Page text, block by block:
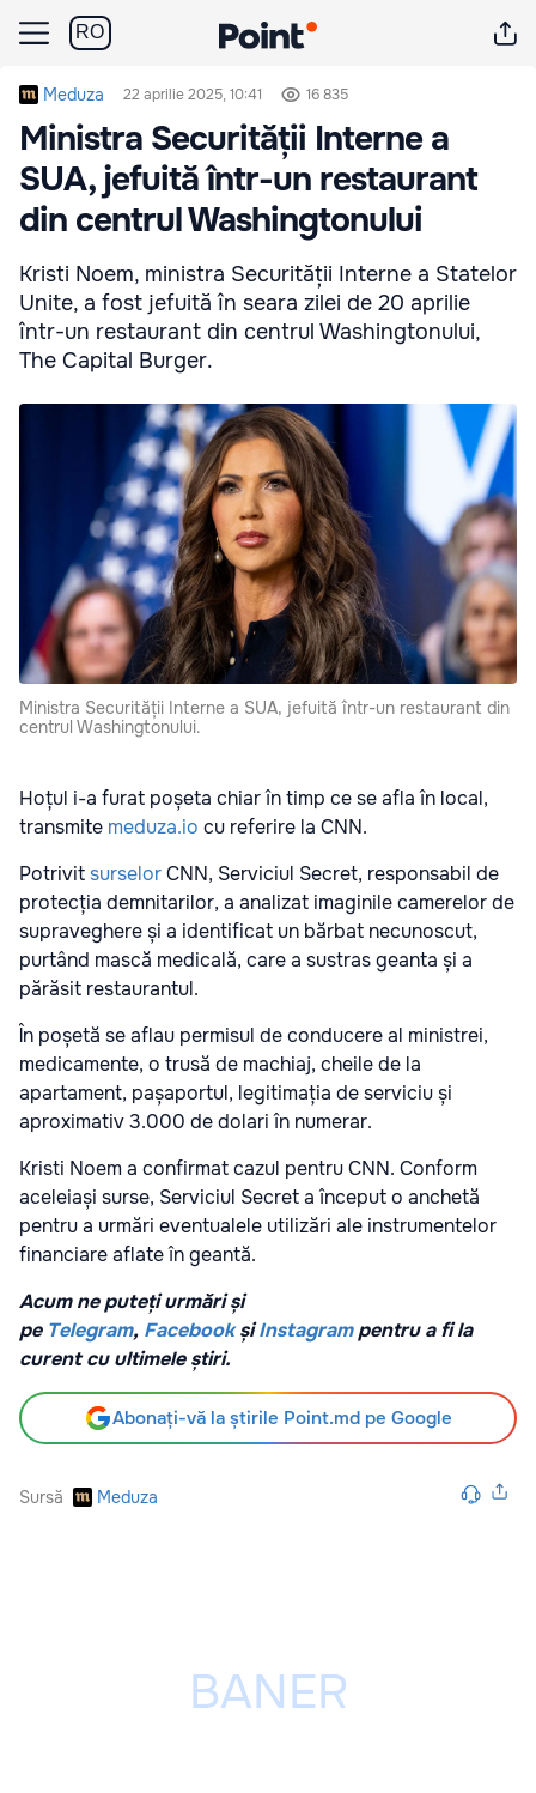
RO
Meduza 22 aprilie 2025, 10:41 16 835
Ministra Securității Interne a
SUA, jefuită într-un restaurant
din centrul Washingtonului
Kristi Noem, ministra Securității Interne a Statelor
Unite, a fost jefuită în seara zilei de 20 aprilie
într-un restaurant din centrul Washingtonului,
The Capital Burger.
Ministra Securității Interne a SUA, jefuită într-un restaurant din
centrul Washingtonului.
Hoțul i-a furat poșeta chiar în timp ce se afla în local,
transmite meduza.io cu referire la CNN.
PotrivitsurselorCNN, Serviciul Secret, responsabil de
protecția demnitarilor, a analizat imaginile camerelor de
supraveghere și a identificat un bărbat necunoscut,
purtând mască medicală, care a sustras geanta și a
părăsit restaurantul.
În poșetă se aflau permisul de conducere al ministrei,
medicamente, o trusă de machiaj, cheile de la
apartament, pașaportul, legitimația de serviciu și
aproximativ 3.000 de dolari în numerar.
Kristi Noem a confirmat cazul pentru CNN. Conform
aceleiași surse, Serviciul Secret a început o anchetă
pentru a urmări eventualele utilizări ale instrumentelor
financiare aflate în geantă.
Acum ne puteți urmări și
pe Telegram, Facebook șiInstagrampentru a fi la
curent cu ultimele știri.
Abonați-vă la știrile Point.md pe Google
Sursă Meduza